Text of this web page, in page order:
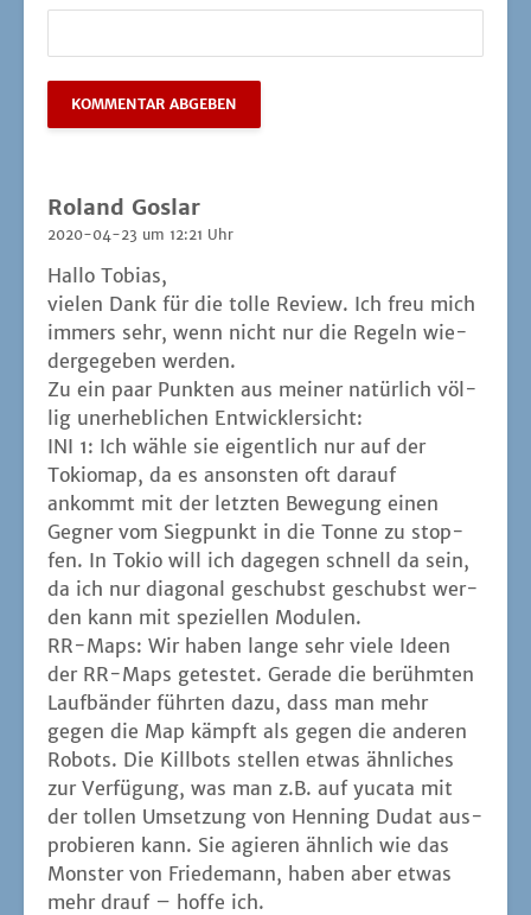
Roland Goslar
2020-04-23 um 12:21 Uhr
Hal­lo Tobias,
vie­len Dank für die tol­le Review. Ich freu mich
immers sehr, wenn nicht nur die Regeln wie­
der­ge­ge­ben werden.
Zu ein paar Punk­ten aus mei­ner natür­lich völ­
lig uner­heb­li­chen Entwicklersicht:
INI 1: Ich wäh­le sie eigent­lich nur auf der
Toki­o­map, da es ansons­ten oft dar­auf
ankommt mit der letz­ten Bewe­gung einen
Geg­ner vom Sieg­punkt in die Ton­ne zu stop­
fen. In Tokio will ich dage­gen schnell da sein,
da ich nur dia­go­nal geschubst geschubst wer­
den kann mit spe­zi­el­len Modulen.
RR-Maps: Wir haben lan­ge sehr vie­le Ideen
der RR-Maps getes­tet. Gera­de die berühm­ten
Lauf­bän­der führ­ten dazu, dass man mehr
gegen die Map kämpft als gegen die ande­ren
Robots. Die Kill­bots stel­len etwas ähn­li­ches
zur Ver­fü­gung, was man z.B. auf yuca­ta mit
der tol­len Umset­zung von Hen­ning Dudat aus­
pro­bie­ren kann. Sie agie­ren ähn­lich wie das
Mons­ter von Frie­de­mann, haben aber etwas
mehr drauf – hof­fe ich.